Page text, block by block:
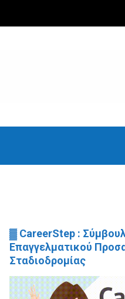
▓ CareerStep :
Επαγγελματικού
Σταδιοδρομίας